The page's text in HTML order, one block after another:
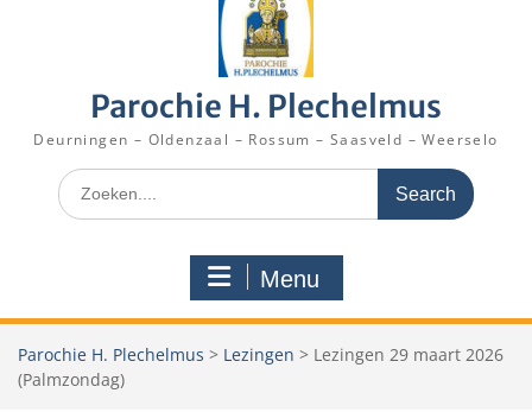
Parochie H. Plechelmus
Deurningen – Oldenzaal – Rossum – Saasveld – Weerselo
Search
for:
Menu
Parochie H. Plechelmus > Lezingen > Lezingen 29 maart 2026
(Palmzondag)